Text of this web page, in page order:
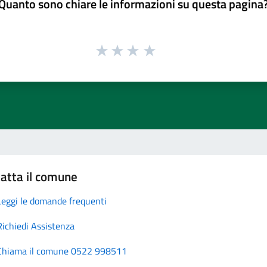
sono chiare le informazioni su questa
il comune
le domande frequenti
Assistenza
il comune 0522 998511